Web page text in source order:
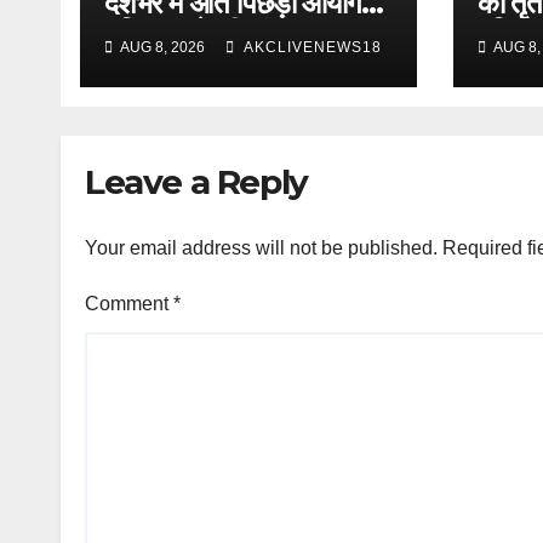
गठित करने की मांग
AUG 8, 2026 AKCLIVENEWS18
अतिथि
AUG
Leave a Reply
Your email address will not be published. Required
Comment*